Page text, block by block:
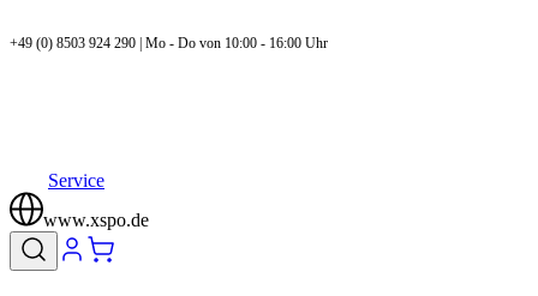
+49 (0) 8503 924 290 | Mo - Do von 10:00 - 16:00 Uhr
Service
www.xspo.de